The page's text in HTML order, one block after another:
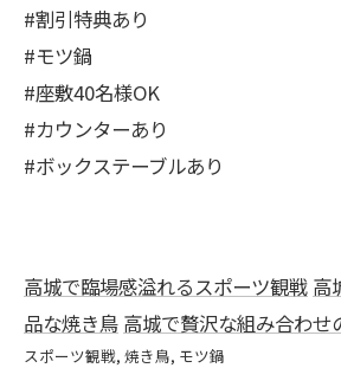
#割引特典あり
#モツ鍋
#座敷40名様OK
#カウンターあり
#ボックステーブルあり
高城で臨場感溢れるスポーツ観戦 高
品な焼き鳥 高城で贅沢な組み合わせ
スポーツ観戦 焼き鳥 モツ鍋